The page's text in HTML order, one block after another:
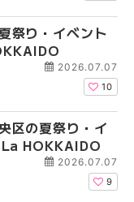
祭り・イベント
2026.07.07
10
区の夏祭り・イ
HOKKAIDO
2026.07.07
9
年夏 札幌市南区
まとめ | MouLa
年夏 札幌市中央
トまとめ |
年夏 札幌市豊平
トまとめ |
千歳空港】新カー
「SUPER
パーラウンジアネッ
！！ | MouLa